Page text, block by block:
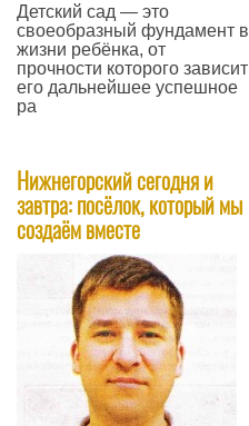
Детский сад — это
своеобразный фундамент в
жизни ребёнка, от
прочности которого зависит
его дальнейшее успешное
ра
Нижнегорский сегодня и
завтра: посёлок, который мы
создаём вместе